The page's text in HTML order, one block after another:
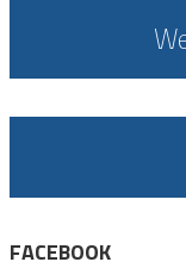
FACEBOOK